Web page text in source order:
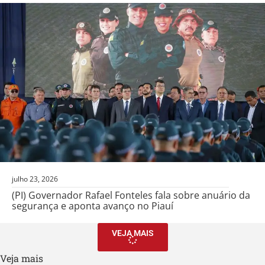
julho 23, 2026
(PI) Governador Rafael Fonteles fala sobre anuário da
segurança e aponta avanço no Piauí
VEJA MAIS
Veja mais